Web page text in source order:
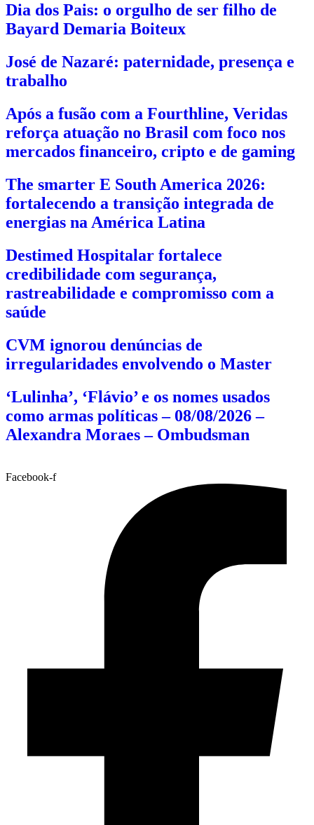
Dia dos Pais: o orgulho de ser filho de
Bayard Demaria Boiteux
José de Nazaré: paternidade, presença e
trabalho
Após a fusão com a Fourthline, Veridas
reforça atuação no Brasil com foco nos
mercados financeiro, cripto e de gaming
The smarter E South America 2026:
fortalecendo a transição integrada de
energias na América Latina
Destimed Hospitalar fortalece
credibilidade com segurança,
rastreabilidade e compromisso com a
saúde
CVM ignorou denúncias de
irregularidades envolvendo o Master
‘Lulinha’, ‘Flávio’ e os nomes usados
como armas políticas – 08/08/2026 –
Alexandra Moraes – Ombudsman
Facebook-f